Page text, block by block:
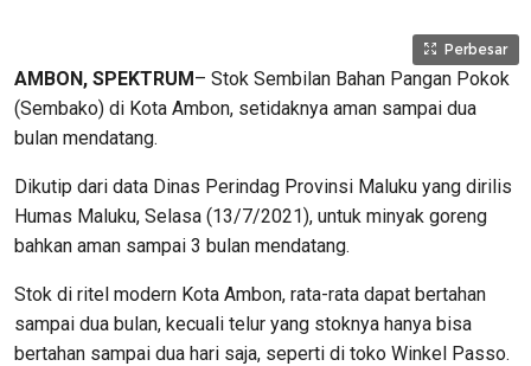
Perbesar
AMBON, SPEKTRUM– Stok Sembilan Bahan Pangan Pokok
(Sembako) di Kota Ambon, setidaknya aman sampai dua
bulan mendatang.
Dikutip dari data Dinas Perindag Provinsi Maluku yang dirilis
Humas Maluku, Selasa (13/7/2021), untuk minyak goreng
bahkan aman sampai 3 bulan mendatang.
Stok di ritel modern Kota Ambon, rata-rata dapat bertahan
sampai dua bulan, kecuali telur yang stoknya hanya bisa
bertahan sampai dua hari saja, seperti di toko Winkel Passo.